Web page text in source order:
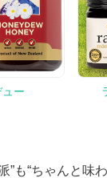
ー
”も“ちゃんと味